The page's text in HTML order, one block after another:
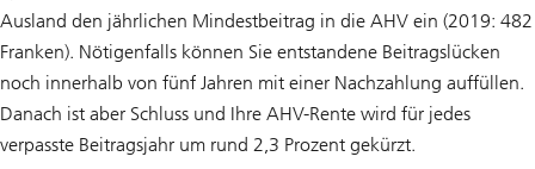
Ausland den jährlichen Mindestbeitrag in die AHV ein (2019: 482
Franken). Nötigenfalls können Sie entstandene Beitragslücken
noch innerhalb von fünf Jahren mit einer Nachzahlung auffüllen.
Danach ist aber Schluss und Ihre AHV-Rente wird für jedes
verpasste Beitragsjahr um rund 2,3 Prozent gekürzt.